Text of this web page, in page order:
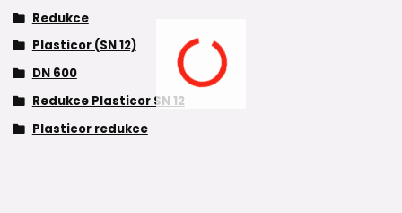
Redukce
Plasticor (SN 12)
DN 600
Redukce Plasticor SN 12
Plasticor redukce